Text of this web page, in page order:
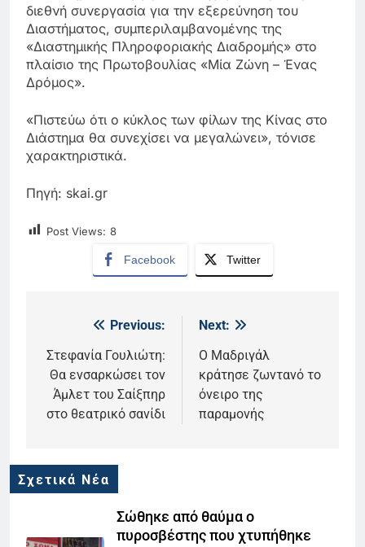
διεθνή συνεργασία για την εξερεύνηση του
Διαστήματος, συμπεριλαμβανομένης της
«Διαστημικής Πληροφοριακής Διαδρομής» στο
πλαίσιο της Πρωτοβουλίας «Μία Ζώνη – Ένας
Δρόμος».
«Πιστεύω ότι ο κύκλος των φίλων της Κίνας στο
Διάστημα θα συνεχίσει να μεγαλώνει», τόνισε
χαρακτηριστικά.
Πηγή: skai.gr
Post Views: 8
Facebook Twitter
Πλοήγηση
άρθρων
Previous:
Στεφανία Γουλιώτη:
Θα ενσαρκώσει τον
Άμλετ του Σαίξπηρ
στο θεατρικό σανίδι
Next:
Ο Μαδριγάλ
κράτησε ζωντανό το
όνειρο της
παραμονής
Σχετικά Νέα
Σώθηκε από θαύμα ο
πυροσβέστης που χτυπήθηκε